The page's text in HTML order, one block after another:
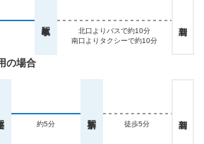
北口よりバスで約10分
南口よりタクシーで約10分
の場合
約5分 徒歩5分